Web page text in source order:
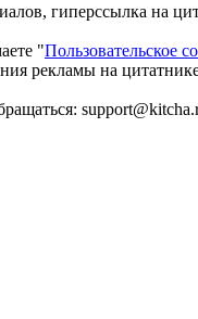
гиперссылка на
"Пользовательское
рекламы на